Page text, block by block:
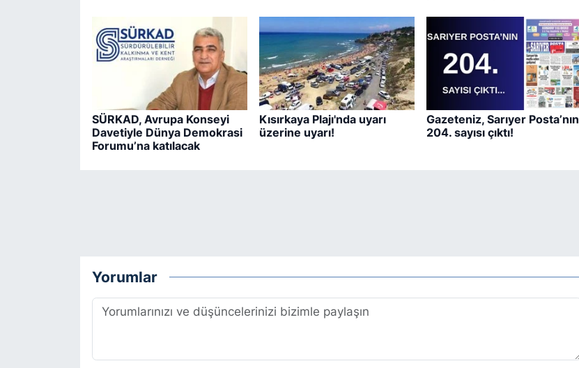
SÜRKAD, Avrupa Konseyi
Davetiyle Dünya Demokrasi
Forumu’na katılacak
Kısırkaya Plajı'nda uyarı
üzerine uyarı!
Gazeteniz, Sarıyer Posta’nın
204. sayısı çıktı!
Yorumlar